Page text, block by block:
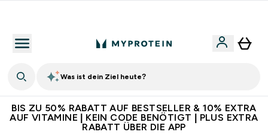
Was ist dein Ziel heute?
BIS ZU 50% RABATT AUF BESTSELLER & 10% EXTRA
AUF VITAMINE | KEIN CODE BENÖTIGT | PLUS EXTRA
RABATT ÜBER DIE APP